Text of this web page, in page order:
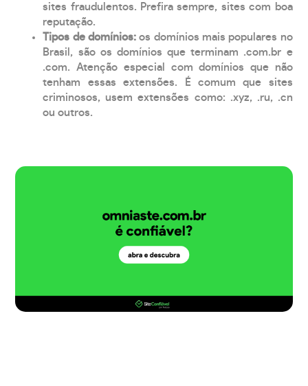
sites fraudulentos. Prefira sempre, sites com boa
reputação.
Tipos de domínios:os domínios mais populares no
Brasil, são os domínios que terminam .com.br e
.com. Atenção especial com domínios que não
tenham essas extensões. É comum que sites
criminosos, usem extensões como: .xyz, .ru, .cn
ou outros.